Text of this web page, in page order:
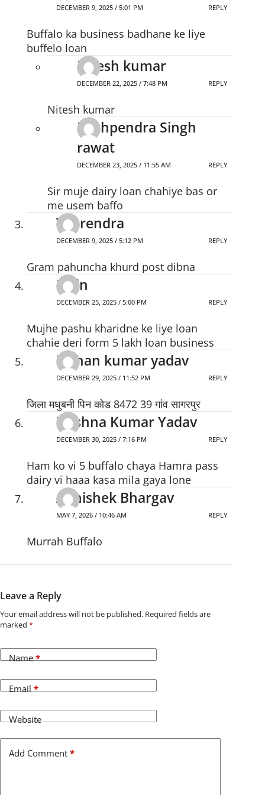
DECEMBER 9, 2025 / 5:01 PM REPLY
Buffalo ka business badhane ke liye
buffelo loan
Nitesh kumar
DECEMBER 22, 2025 / 7:48 PM REPLY
Nitesh kumar
Pushpendra Singh
rawat
DECEMBER 23, 2025 / 11:55 AM REPLY
Sir muje dairy loan chahiye bas or
me usem baffo
Veerendra
DECEMBER 9, 2025 / 5:12 PM REPLY
Gram pahuncha khurd post dibna
Nitin
DECEMBER 25, 2025 / 5:00 PM REPLY
Mujhe pashu kharidne ke liye loan
chahie deri form 5 lakh loan business
Kishan kumar yadav
DECEMBER 29, 2025 / 11:52 PM REPLY
जिला मधुबनी पिन कोड 8472 39 गांव सागरपुर
Krishna Kumar Yadav
DECEMBER 30, 2025 / 7:16 PM REPLY
Ham ko vi 5 buffalo chaya Hamra pass
dairy vi haaa kasa mila gaya lone
Abhishek Bhargav
MAY 7, 2026 / 10:46 AM REPLY
Murrah Buffalo
Leave a Reply
Your email address will not be published. Required fields are
marked *
Name*
Email*
Website
Add Comment *